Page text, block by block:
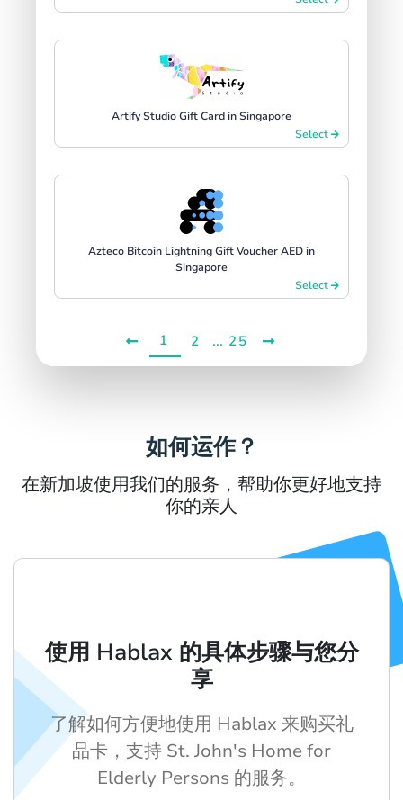
Artify Studio Gift Card in Singapore
Select
Azteco Bitcoin Lightning Gift Voucher AED in
Singapore
Select
1 2 ... 25
如何运作？
在新加坡使用我们的服务，帮助你更好地支持
你的亲人
使用 Hablax 的具体步骤与您分
享
了解如何方便地使用 Hablax 来购买礼
品卡，支持 St. John's Home for
Elderly Persons 的服务。